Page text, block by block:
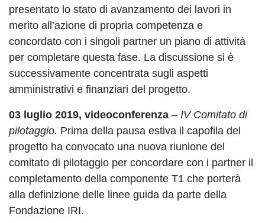
presentato lo stato di avanzamento dei lavori in
merito all’azione di propria competenza e
concordato con i singoli partner un piano di attività
per completare questa fase. La discussione si è
successivamente concentrata sugli aspetti
amministrativi e finanziari del progetto.
03 luglio 2019, videoconferenza – IV Comitato di
pilotaggio. Prima della pausa estiva il capofila del
progetto ha convocato una nuova riunione del
comitato di pilotaggio per concordare con i partner il
completamento della componente T1 che porterà
alla definizione delle linee guida da parte della
Fondazione IRI.